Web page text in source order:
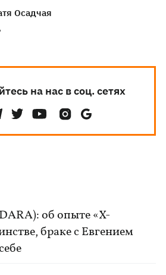
Осадчая
на нас в соц. сетях
об опыте «Х-
браке с Евгением